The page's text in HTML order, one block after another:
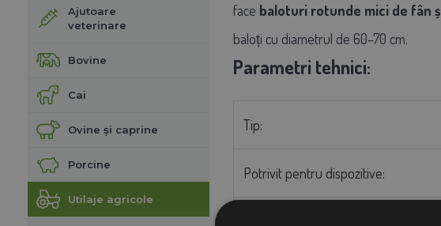
Ajutoare
veterinare
Bovine
Cai
Ovine și caprine
Porcine
Utilaje agricole
face baloturi rotunde mici de fân
baloți cu diametrul de 60–70 cm.
Parametri tehnici:
Tip:
Potrivit pentru dispozitive: